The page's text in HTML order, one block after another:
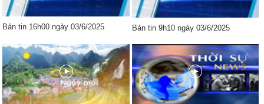
Bản tin 16h00 ngày 03/6/2025 Bản tin 9h10 ngày 03/6/2025